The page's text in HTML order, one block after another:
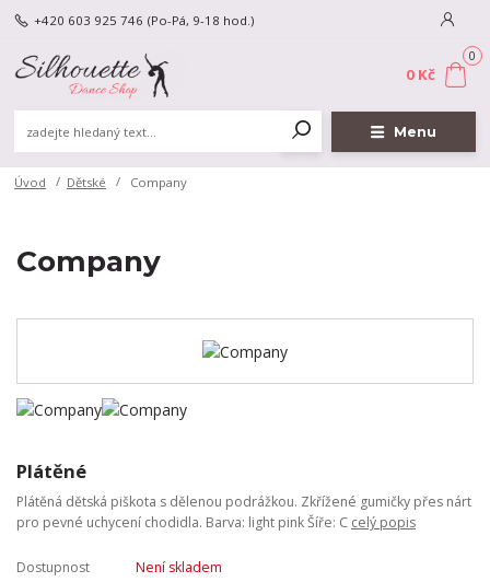
Menu
+420 603 925 746 (Po-Pá, 9-18 hod.)
0
0 Kč
Úvod Dětské Company
Company
Plátěné
Plátěná dětská piškota s dělenou podrážkou. Zkřížené gumičky přes nárt
pro pevné uchycení chodidla. Barva: light pink Šíře: C celý popis
Dostupnost
Není skladem